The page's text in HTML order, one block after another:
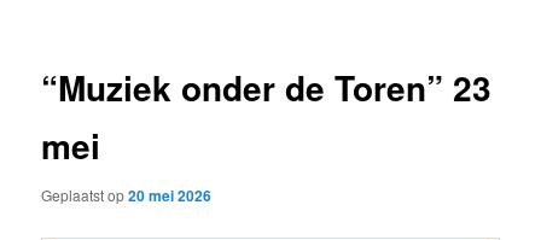
“Muziek onder de Toren” 23
mei
Geplaatst op20 mei 2026